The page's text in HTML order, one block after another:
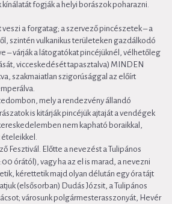
fogják a helyi borászok poharazni.
a forgatag; a szervező pincészetek – a
szintén vulkanikus területeken gazdálkodó
– várják a látogatókat pincéjüknél, vélhetőleg
vicceskedését tapasztalva) MINDEN
szakmaiatlan szigorúsággal az előírt
mely a rendezvény állandó
is kitárják pincéjük ajtaját a vendégek
nem kapható boraikkal,
Fesztivál. Előtte a nevezést a Tulipános
órától), vagy ha az el is marad, a nevezni
kérettetik majd olyan délután egy óra tájt
(elsősorban) Dudás Józsit, a Tulipános
városunk polgármesterasszonyát, Hevér